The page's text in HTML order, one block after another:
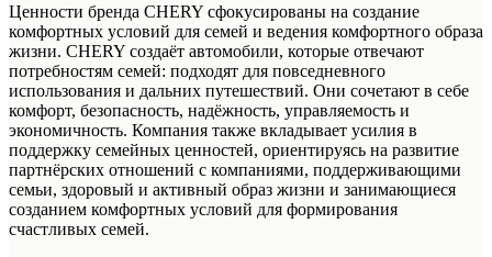
Ценности бренда CHERY сфокусированы на создание
комфортных условий для семей и ведения комфортного образа
жизни. CHERY создаёт автомобили, которые отвечают
потребностям семей: подходят для повседневного
использования и дальних путешествий. Они сочетают в себе
комфорт, безопасность, надёжность, управляемость и
экономичность. Компания также вкладывает усилия в
поддержку семейных ценностей, ориентируясь на развитие
партнёрских отношений с компаниями, поддерживающими
семьи, здоровый и активный образ жизни и занимающиеся
созданием комфортных условий для формирования
счастливых семей.